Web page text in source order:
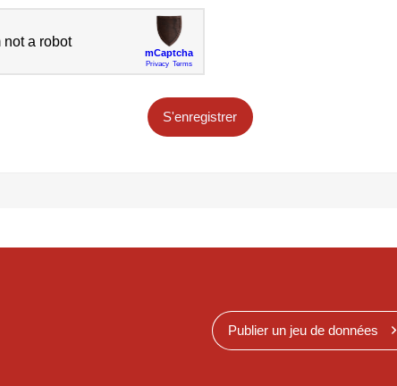
S'enregistrer
Publier un jeu de données